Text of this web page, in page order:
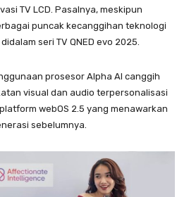
TV LCD. Pasalnya, meskipun
puncak kecanggihan teknologi
seri TV QNED evo 2025.
prosesor Alpha AI canggih
visual dan audio terpersonalisasi
webOS 2.5 yang menawarkan
sebelumnya.